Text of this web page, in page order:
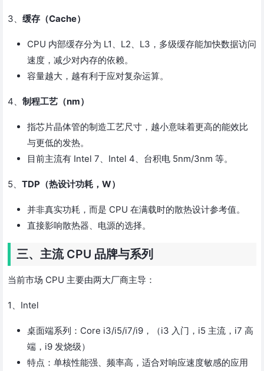
3、 缓存（Cache）
CPU 内部缓存分为 L1、L2、L3，多级缓存能加快数据访问
速度，减少对内存的依赖。
容量越大，越有利于应对复杂运算。
4、 制程工艺（nm）
指芯片晶体管的制造工艺尺寸，越小意味着更高的能效比
与更低的发热。
目前主流有 Intel 7、Intel 4、台积电 5nm/3nm 等。
5、 TDP（热设计功耗，W）
并非真实功耗，而是 CPU 在满载时的散热设计参考值。
直接影响散热器、电源的选择。
三、主流 CPU 品牌与系列
当前市场 CPU 主要由两大厂商主导：
1、Intel
桌面端系列：Core i3/i5/i7/i9，（i3 入门，i5 主流，i7 高
端，i9 发烧级）
特点：单核性能强、频率高，适合对响应速度敏感的应用